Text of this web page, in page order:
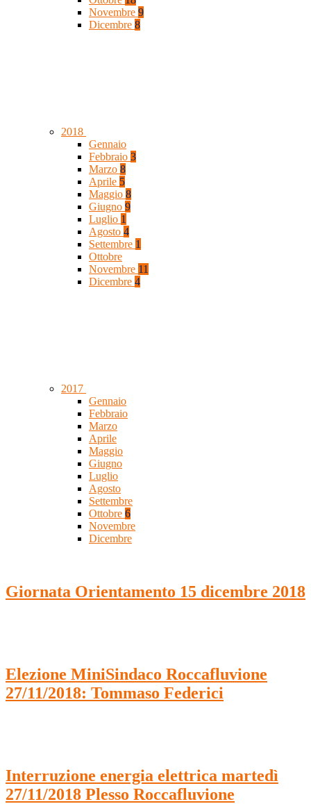
Novembre 9
Dicembre 8
2018
Gennaio
Febbraio 3
Marzo 8
Aprile 5
Maggio 8
Giugno 9
Luglio 1
Agosto 4
Settembre 1
Ottobre
Novembre 11
Dicembre 4
2017
Gennaio
Febbraio
Marzo
Aprile
Maggio
Giugno
Luglio
Agosto
Settembre
Ottobre 6
Novembre
Dicembre
Giornata Orientamento 15 dicembre 2018
Elezione MiniSindaco Roccafluvione
27/11/2018: Tommaso Federici
Interruzione energia elettrica martedì
27/11/2018 Plesso Roccafluvione